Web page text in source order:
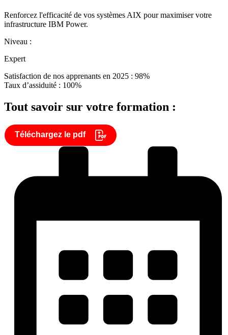
Renforcez l'efficacité de vos systèmes AIX pour maximiser votre
infrastructure IBM Power.
Niveau :
Expert
Satisfaction de nos apprenants en 2025 : 98%
Taux d’assiduité : 100%
Tout savoir sur votre formation :
Téléchargez le pdf